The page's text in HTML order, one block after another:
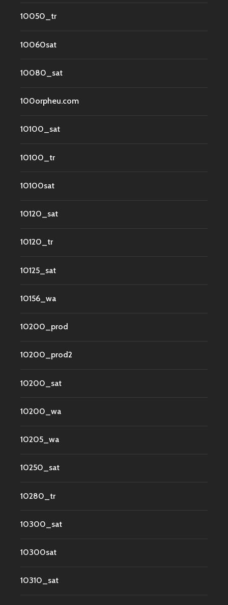
10050_tr
10060sat
10080_sat
100orpheu.com
10100_sat
10100_tr
10100sat
10120_sat
10120_tr
10125_sat
10156_wa
10200_prod
10200_prod2
10200_sat
10200_wa
10205_wa
10250_sat
10280_tr
10300_sat
10300sat
10310_sat